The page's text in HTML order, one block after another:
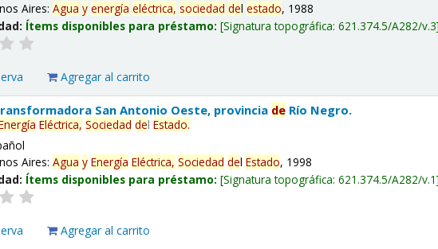
Aires:Agua y energía eléctrica, sociedad delestado, 1988
Ítems disponibles para préstamo: Signatura topográfica:621.374.5/A282/v.3
Agregar al carrito
San Antonio Oeste, provincia de Río Negro.
Eléctrica, Sociedad delEstado.
Aires:Agua y Energía Eléctrica, Sociedad delEstado, 1998
Ítems disponibles para préstamo: Signatura topográfica:621.374.5/A282/v.1
Agregar al carrito